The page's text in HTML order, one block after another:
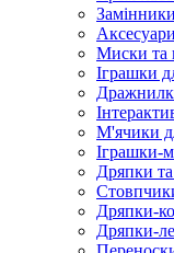
Миски та
Іграшки
М'ячики
Іграшки-
Дряпки та
Дряпки-
Дряпки-